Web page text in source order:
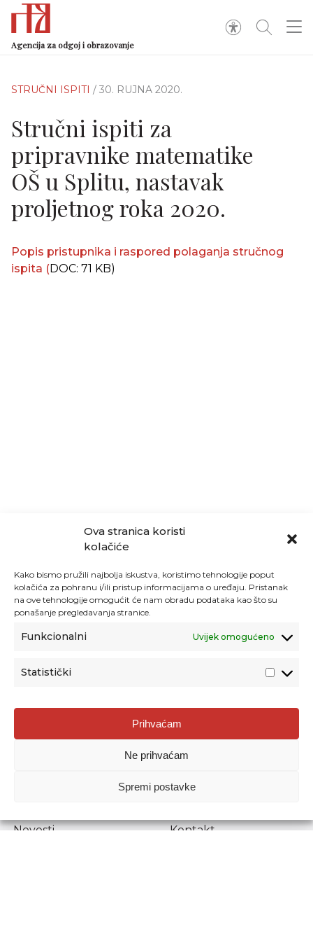
Ova stranica koristi
kolačiće
Kako bismo pružili najbolja iskustva, koristimo tehnologije poput
kolačića za pohranu i/ili pristup informacijama o uređaju. Pristanak
na ove tehnologije omogućit će nam obradu podataka kao što su
ponašanje pregledavanja stranice.
Funkcionalni Uvijek omogućeno
Statistički
Prihvaćam
Ne prihvaćam
Spremi postavke
Agencija za odgoj i obrazovanje
STRUČNI ISPITI / 30. RUJNA 2020.
Stručni ispiti za
pripravnike matematike
OŠ u Splitu, nastavak
proljetnog roka 2020.
Popis pristupnika i raspored polaganja stručnog
ispita (DOC: 71 KB)
Agencija za odgoj i obrazovanje
Donje Svetice 38, 10000 Zagreb
1778129
Prenošenje sadržaja dopušteno je uz navođenje izvora.
Novosti
Kontakt